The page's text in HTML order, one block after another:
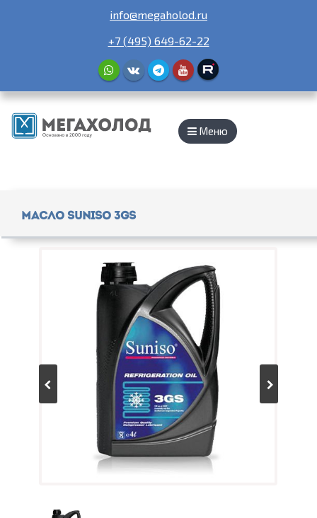
info@megaholod.ru
+7 (495) 649-62-22
Меню
Масло Suniso 3GS